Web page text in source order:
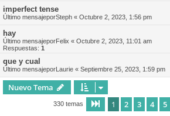
imperfect tense
Último mensajeporSteph « Octubre 2, 2023, 1:56 pm
hay
Último mensajeporFelix « Octubre 2, 2023, 11:01 am
Respuestas: 1
que y cual
Último mensajeporLaurie « Septiembre 25, 2023, 1:59 pm
Nuevo Tema
330 temas Página de 14
1 2 3 4 5